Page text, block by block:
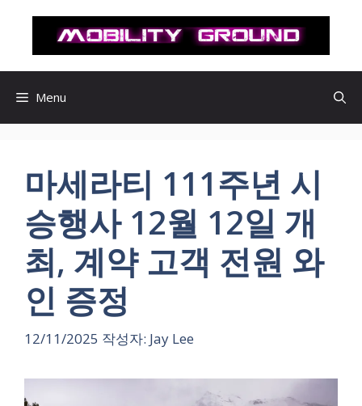
로
Menu
마세라티 111주년 시
승행사 12월 12일 개
최, 계약 고객 전원 와
인 증정
12/11/2025 작성자: Jay Lee